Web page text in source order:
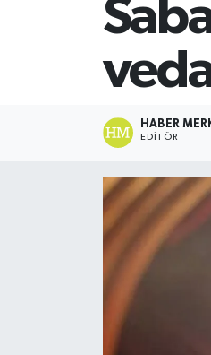
HABER
EDITÖR
SİYASET
Teknoloji
TRABZON